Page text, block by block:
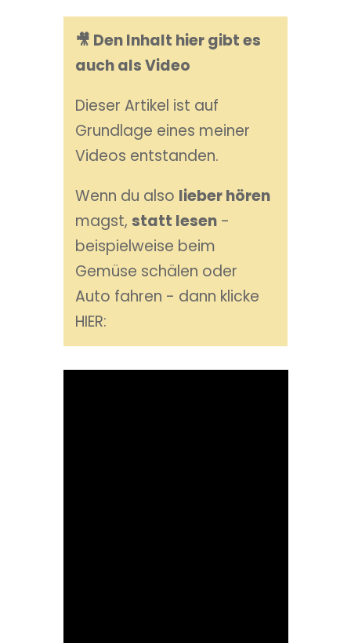
4. Das 10-
Meter-Brett –
und warum wir
immer wieder
runtersteigen
5. Was
passiert, wenn
wir trotzdem
hinschauen
6. Erleichterung
als
Körpererfahrung
Fazit
FAQ
🎥 Den Inhalt hier gibt es
auch als Video
Dieser Artikel ist auf
Grundlage eines meiner
Videos entstanden.
Wenn du also lieber hören
magst, statt lesen-
beispielweise beim
Gemüse schälen oder
Auto fahren - dann klicke
HIER: